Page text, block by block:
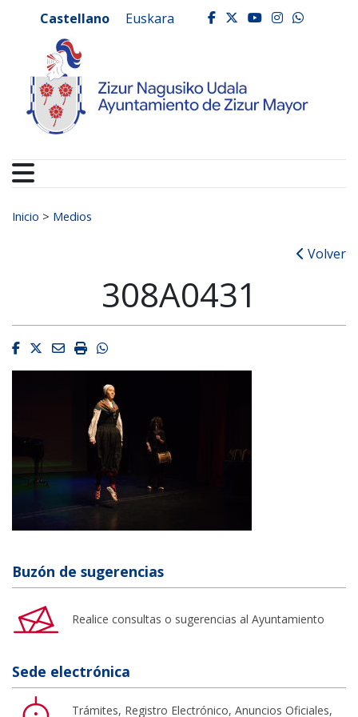
Ayuntamiento de
Castellano Euskara facebook
twitter
youtube
Buscar:
Inicio > Medios
Volver
308A0431
Facebook
Twitter
EmailImprimirWhatsapp
Buzón de sugerencias
Realice consultas o sugerencias al Ayuntamiento
Sede electrónica
Trámites, Registro Electrónico, Anuncios Oficiales,